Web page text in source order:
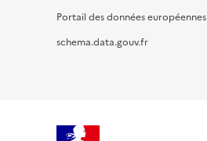
Portail des données européennes
schema.data.gouv.fr